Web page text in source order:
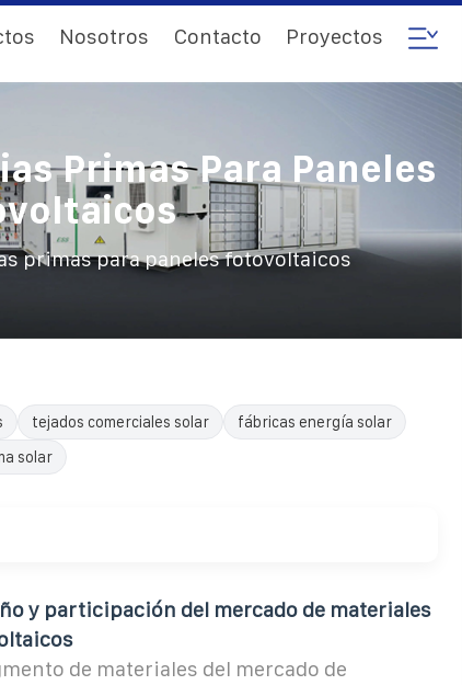
Nosotros Contacto Proyectos
Primas Para Paneles
primas para paneles fotovoltaicos
tejados comerciales solar
fábricas energía solar
solar
y participación del mercado de materiales
de materiales del mercado de